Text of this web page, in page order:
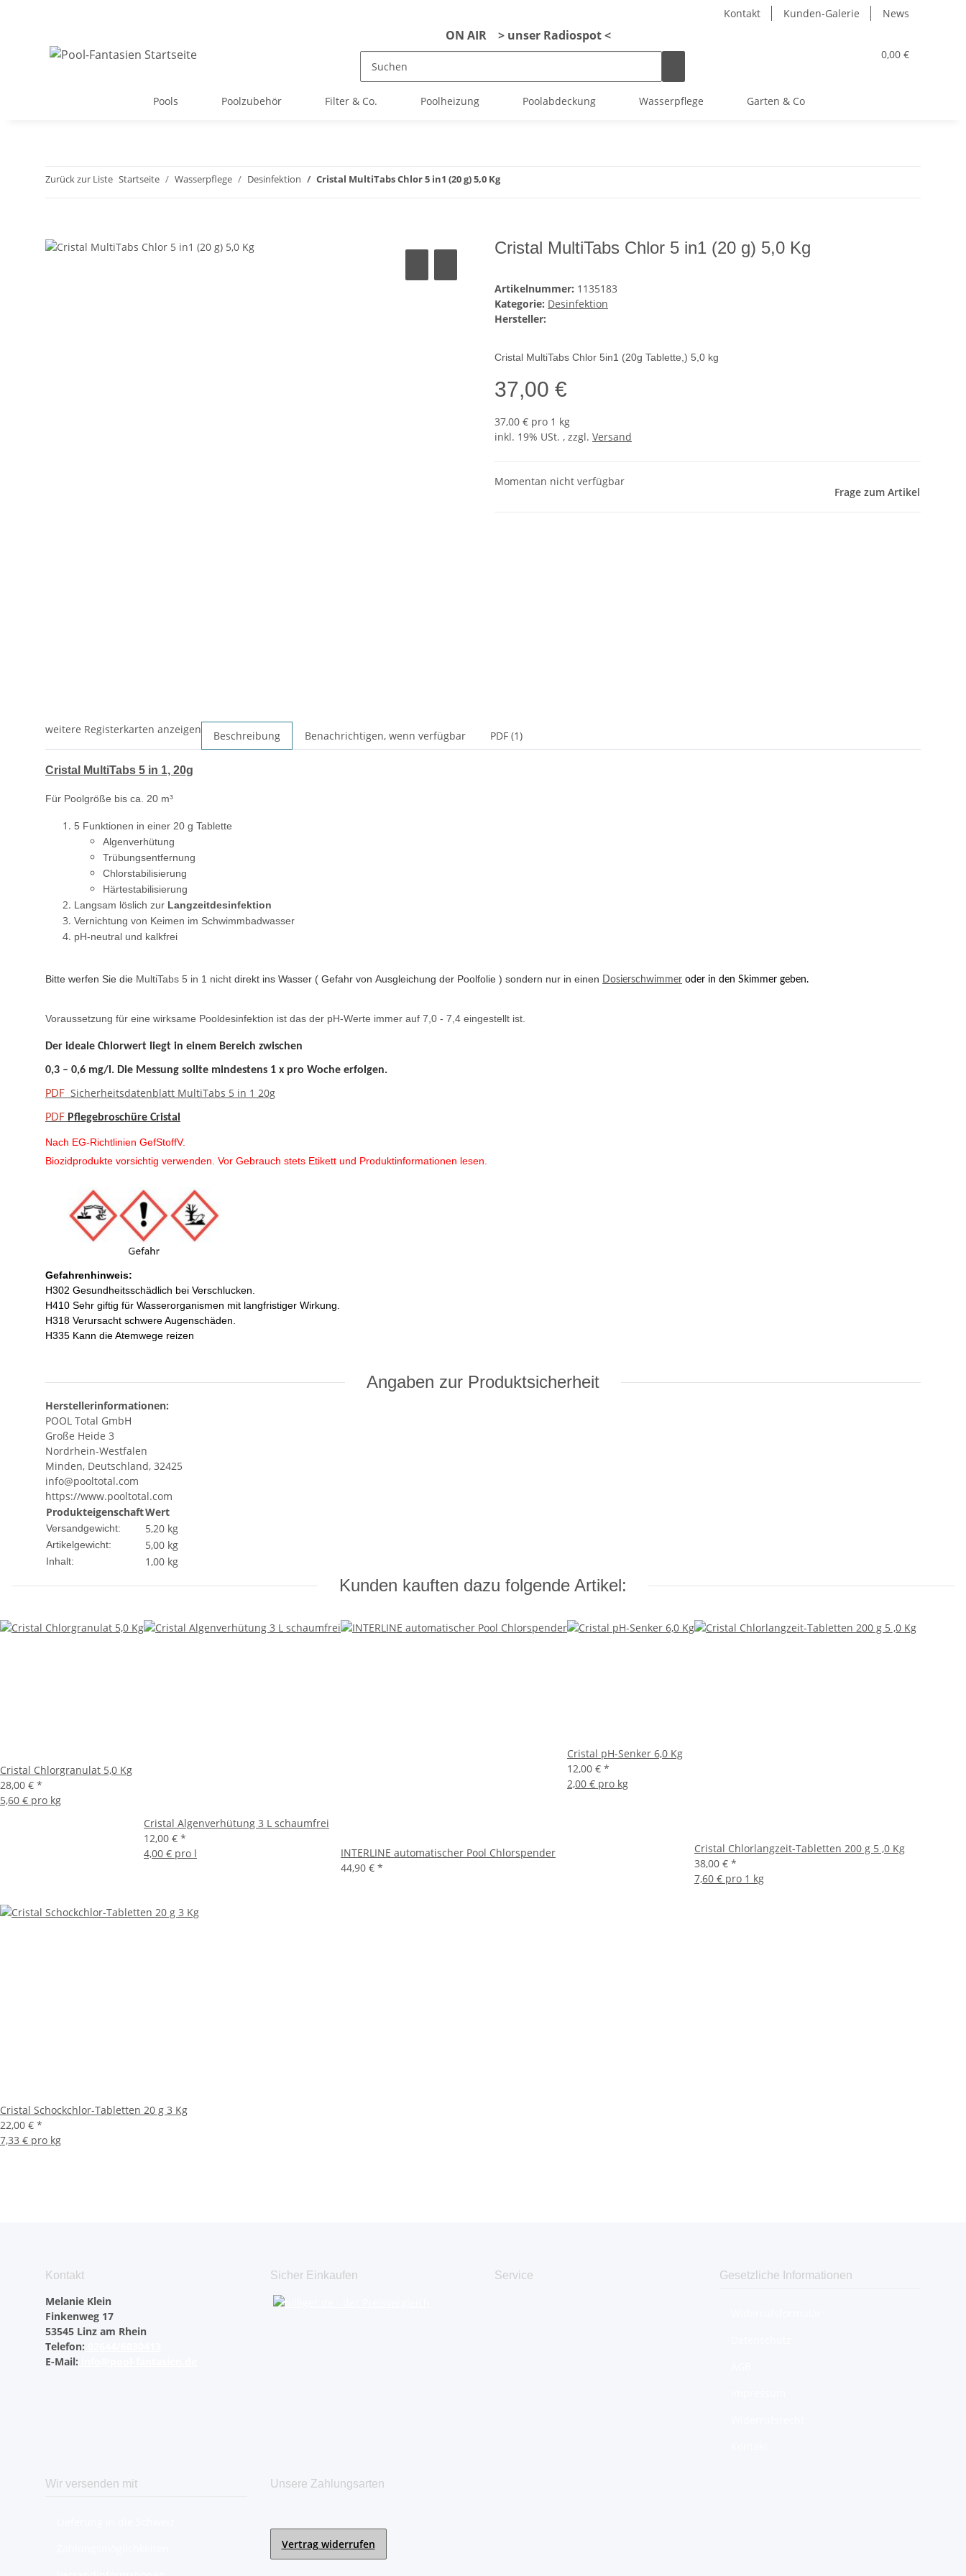
Kontakt Kunden-Galerie News
ON AIR > unser Radiospot <
0,00 €
Pools Poolzubehör Filter & Co. Poolheizung Poolabdeckung Wasserpflege Garten & Co
Zurück zur Liste Startseite Wasserpflege Desinfektion Cristal MultiTabs Chlor 5 in1 (20 g) 5,0 Kg
Cristal MultiTabs Chlor 5 in1 (20 g) 5,0 Kg
Artikelnummer: 1135183
Kategorie: Desinfektion
Hersteller:
Cristal MultiTabs Chlor 5in1 (20g Tablette,) 5,0 kg
37,00 €
37,00 € pro 1 kg
inkl. 19% USt. , zzgl. Versand
Momentan nicht verfügbar
Frage zum Artikel
weitere Registerkarten anzeigen Beschreibung Benachrichtigen, wenn verfügbar PDF (1)
Cristal MultiTabs 5 in 1, 20g
Für Poolgröße bis ca. 20 m³
5 Funktionen in einer 20 g Tablette
Algenverhütung
Trübungsentfernung
Chlorstabilisierung
Härtestabilisierung
Langsam löslich zur Langzeitdesinfektion
Vernichtung von Keimen im Schwimmbadwasser
pH-neutral und kalkfrei
Bitte werfen Sie die MultiTabs 5 in 1 nicht direkt ins Wasser ( Gefahr von Ausgleichung der Poolfolie ) sondern nur in einen Dosierschwimmer oder in den Skimmer geben.
Voraussetzung für eine wirksame Pooldesinfektion ist das der pH-Werte immer auf 7,0 - 7,4 eingestellt ist.
Der ideale Chlorwert liegt in einem Bereich zwischen
0,3 – 0,6 mg/l. Die Messung sollte mindestens 1 x pro Woche erfolgen.
PDF Sicherheitsdatenblatt MultiTabs 5 in 1 20g
PDF Pflegebroschüre Cristal
Nach EG-Richtlinien GefStoffV.
Biozidprodukte vorsichtig verwenden. Vor Gebrauch stets Etikett und Produktinformationen lesen.
Gefahrenhinweis:
H302 Gesundheitsschädlich bei Verschlucken.
H410 Sehr giftig für Wasserorganismen mit langfristiger Wirkung.
H318 Verursacht schwere Augenschäden.
H335 Kann die Atemwege reizen
Angaben zur Produktsicherheit
Herstellerinformationen:
POOL Total GmbH
Große Heide 3
Nordrhein-Westfalen
Minden, Deutschland, 32425
info@pooltotal.com
https://www.pooltotal.com
ProdukteigenschaftWert
Versandgewicht: 5,20 kg
Artikelgewicht: 5,00 kg
Inhalt: 1,00 kg
Kunden kauften dazu folgende Artikel:
Cristal Chlorgranulat 5,0 Kg
28,00 € *
5,60 € pro kg
Cristal Algenverhütung 3 L schaumfrei
12,00 € *
4,00 € pro l
INTERLINE automatischer Pool Chlorspender
44,90 € *
Cristal pH-Senker 6,0 Kg
12,00 € *
2,00 € pro kg
Cristal Chlorlangzeit-Tabletten 200 g 5 ,0 Kg
38,00 € *
7,60 € pro 1 kg
Cristal Schockchlor-Tabletten 20 g 3 Kg
22,00 € *
7,33 € pro kg
Kontakt
Melanie Klein
Finkenweg 17
53545 Linz am Rhein
Telefon:
E-Mail:
Sicher Einkaufen Service Gesetzliche Informationen
Wir versenden mit Unsere Zahlungsarten
Vertrag widerrufen